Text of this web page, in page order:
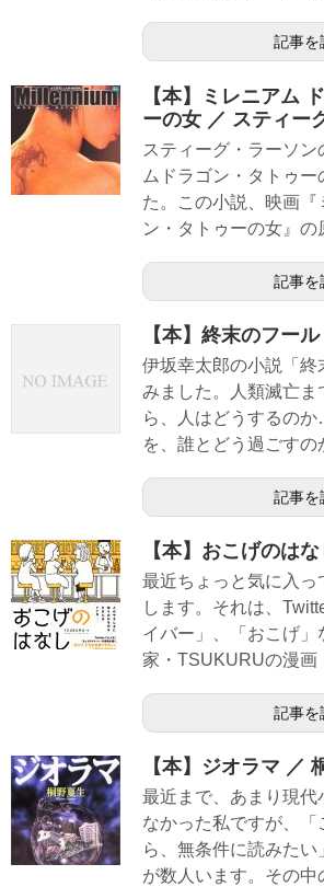
記事を
【本】ミレニアム
ーの女 ／ スティー
スティーグ・ラーソン
ムドラゴン・タトゥー
た。この小説、映画
ン・タトゥーの女』の
記事を
【本】終末のフー
伊坂幸太郎の小説「終
みました。人類滅亡ま
ら、人はどうするの
を、誰とどう過ごすの
記事を
【本】おこげのは
最近ちょっと気に入っ
します。それは、
イバー」、「おこげ」
家・TSUKURUの漫画
記事を
【本】ジオラマ ／
最近まで、あまり現代
なかった私ですが、「
ら、無条件に読みたい
が数人います。その中